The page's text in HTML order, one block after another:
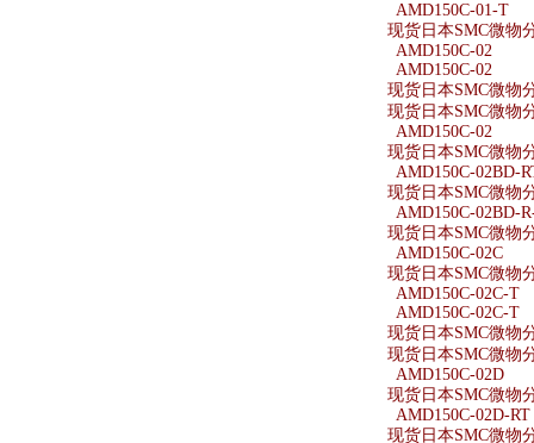
AMD150C-01-T
现货日本SMC微物
AMD150C-02
AMD150C-02
现货日本SMC微物
现货日本SMC微物
AMD150C-02
现货日本SMC微物
AMD150C-02BD-
现货日本SMC微物
AMD150C-02BD-
现货日本SMC微物
AMD150C-02C
现货日本SMC微物
AMD150C-02C-T
AMD150C-02C-T
现货日本SMC微物
现货日本SMC微物
AMD150C-02D
现货日本SMC微物
AMD150C-02D-RT
现货日本SMC微物